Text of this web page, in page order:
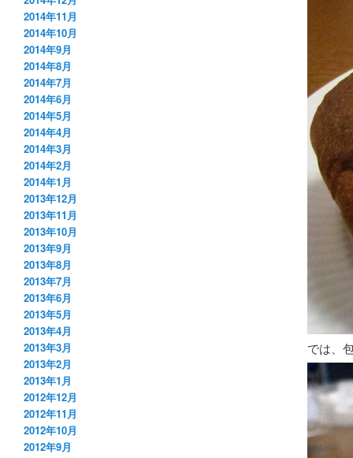
では、
2014年11月
2014年10月
2014年9月
2014年8月
2014年7月
2014年6月
2014年5月
2014年4月
2014年3月
2014年2月
2014年1月
2013年12月
2013年11月
2013年10月
2013年9月
2013年8月
2013年7月
2013年6月
2013年5月
2013年4月
2013年3月
2013年2月
2013年1月
2012年12月
2012年11月
2012年10月
2012年9月